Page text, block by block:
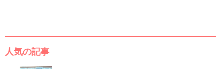
人気の記事